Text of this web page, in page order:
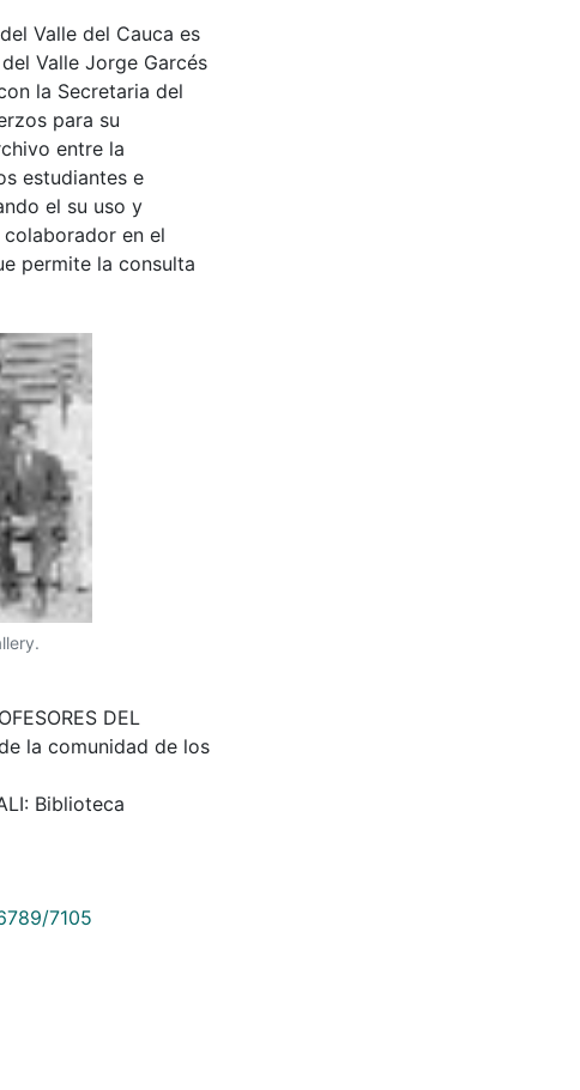
Valle del Cauca es
Valle Jorge Garcés
la Secretaria del
para su
entre la
estudiantes e
el su uso y
en el
permite la consulta
DEL
la comunidad de los
Biblioteca
7105